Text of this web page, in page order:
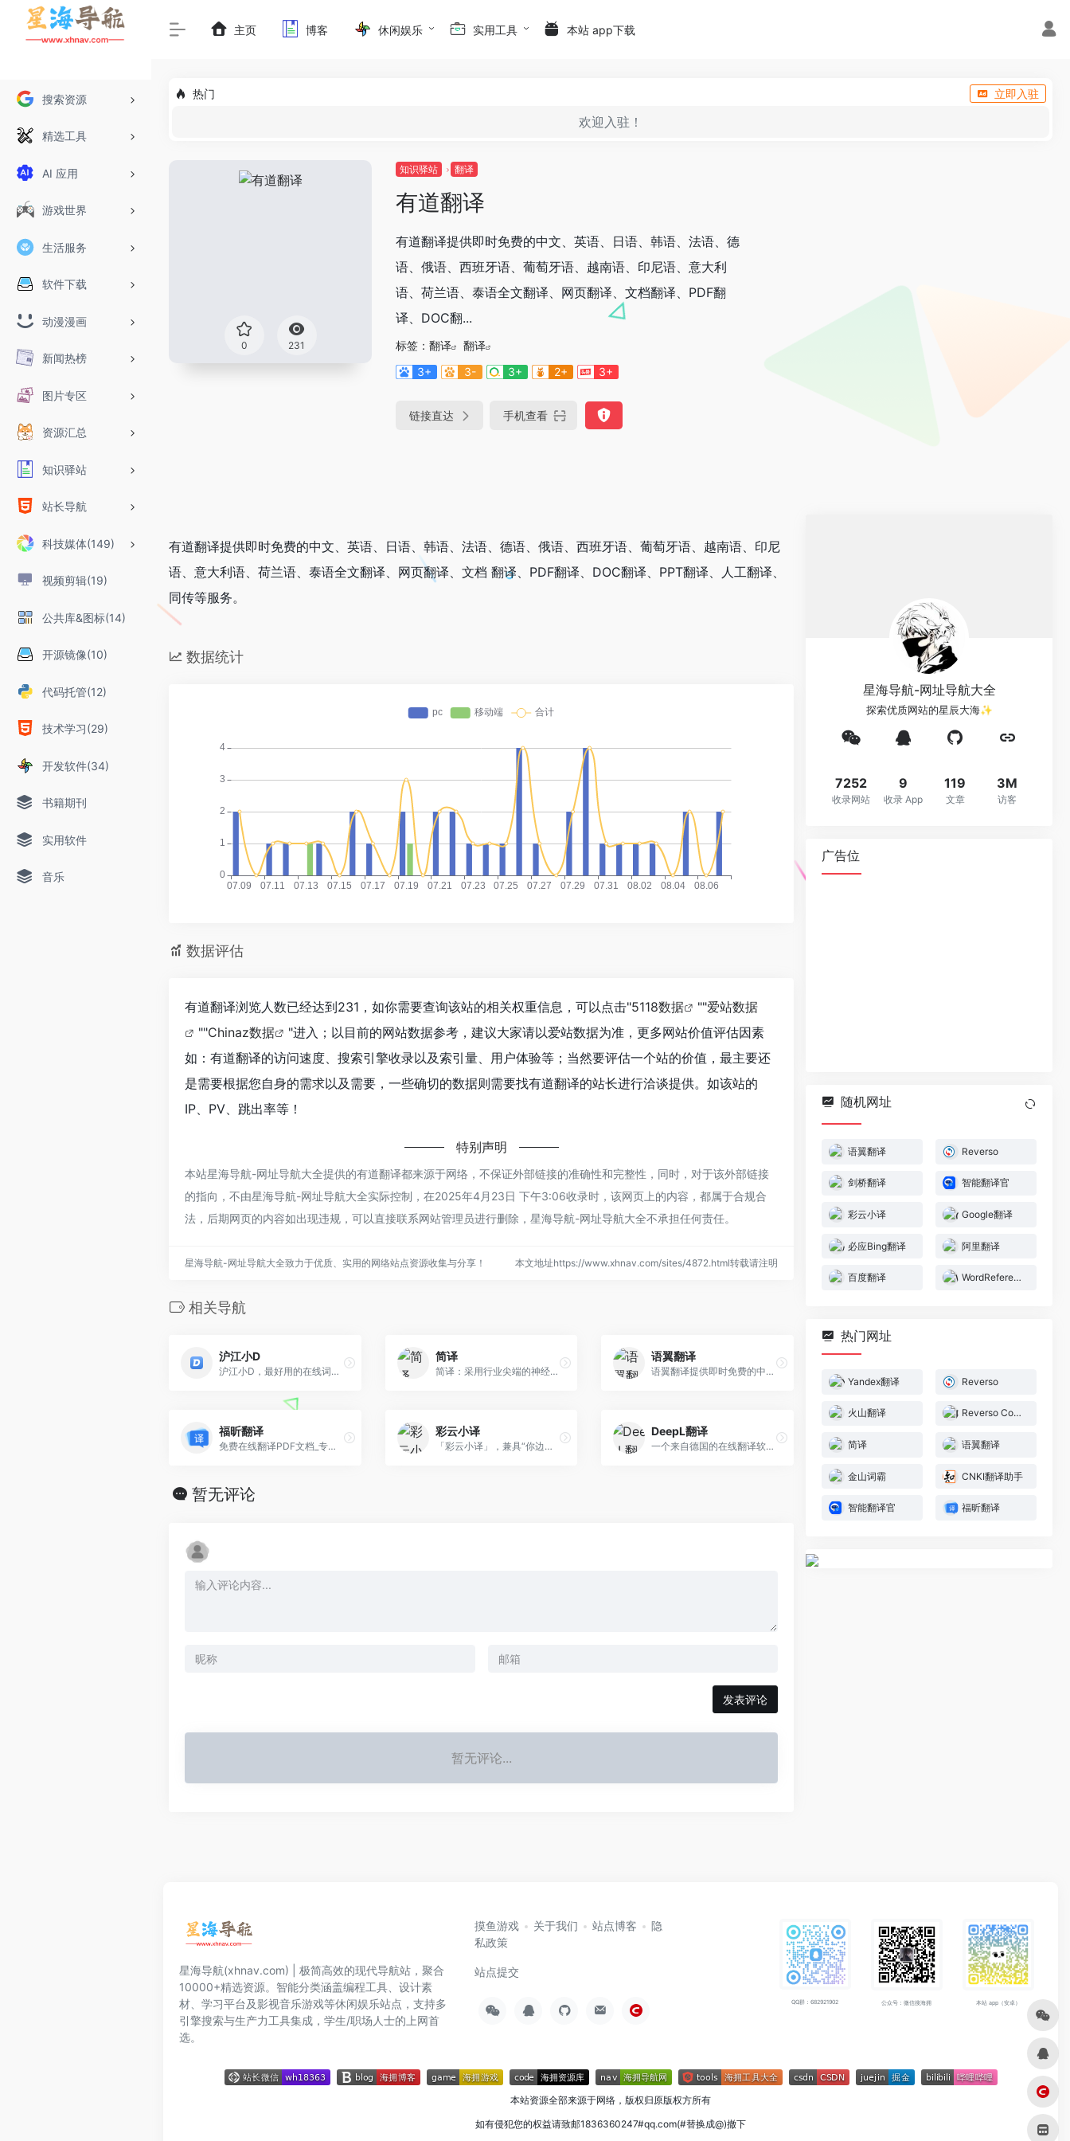
搜索资源
精选工具
AI 应用
游戏世界
生活服务
软件下载
动漫漫画
新闻热榜
图片专区
资源汇总
知识驿站
站长导航
科技媒体(149)
视频剪辑(19)
公共库&图标(14)
开源镜像(10)
代码托管(12)
技术学习(29)
开发软件(34)
书籍期刊
实用软件
音乐
主页 博客 休闲娱乐 实用工具 本站 app下载
热门 立即入驻
欢迎入驻！
0 231
知识驿站 翻译
有道翻译
有道翻译提供即时免费的中文、英语、日语、韩语、法语、德
语、俄语、西班牙语、葡萄牙语、越南语、印尼语、意大利
语、荷兰语、泰语全文翻译、网页翻译、文档翻译、PDF翻
译、DOC翻...
标签： 翻译
翻译
3+
3- 3+ 2+ 3+
链接直达 手机查看
有道翻译提供即时免费的中文、英语、日语、韩语、法语、德语、俄语、西班牙语、葡萄牙语、越南语、印尼
语、意大利语、荷兰语、泰语全文翻译、网页翻译、文档 翻译、PDF翻译、DOC翻译、PPT翻译、人工翻译、
同传等服务。
数据统计
数据评估
有道翻译浏览人数已经达到231，如你需要查询该站的相关权重信息，可以点击"5118数据 ""爱站数据
""Chinaz数据
"进入；以目前的网站数据参考，建议大家请以爱站数据为准，更多网站价值评估因素
如：有道翻译的访问速度、搜索引擎收录以及索引量、用户体验等；当然要评估一个站的价值，最主要还
是需要根据您自身的需求以及需要，一些确切的数据则需要找有道翻译的站长进行洽谈提供。如该站的
IP、PV、跳出率等！
特别声明
本站星海导航-网址导航大全提供的有道翻译都来源于网络，不保证外部链接的准确性和完整性，同时，对于该外部链接
的指向，不由星海导航-网址导航大全实际控制，在2025年4月23日 下午3:06收录时，该网页上的内容，都属于合规合
法，后期网页的内容如出现违规，可以直接联系网站管理员进行删除，星海导航-网址导航大全不承担任何责任。
星海导航-网址导航大全致力于优质、实用的网络站点资源收集与分享！ 本文地址https://www.xhnav.com/sites/4872.html转载请注明
相关导航
沪江小D
沪江小D，最好用的在线词典，拥有丰富可靠的词典数据，提供权威准确的英、日、法、韩、西班牙、德语在线查词、在线翻译服务。
简译
简译：采用行业尖端的神经网络机器翻译技术，为您提供一站式的文档翻译服务。
语翼翻译
语翼翻译提供即时免费的中文、英文、日语、韩语、俄语等57种语言之间的互译功能，覆盖26个翻译方向。
福昕翻译
免费在线翻译PDF文档_专业扫描件翻译器推荐_福昕翻译
彩云小译
「彩云小译」，兼具“你边说，我边译”的中日韩英同声传译、双语对照网页翻译、文献翻译、文档翻译、视频字幕翻译功能。
DeepL翻译
一个来自德国的在线翻译软件，翻译速度快，翻译准确，支持28种语言翻译，我们经常见的语言基本上都包括了。
暂无评论
发表评论
暂无评论...
星海导航-网址导航大全
探索优质网站的星辰大海✨
7252
收录网站
9
收录 App
119
文章
3M
访客
广告位
随机网址
语翼翻译 Reverso
剑桥翻译 智能翻译官
彩云小译 Google翻译
必应Bing翻译 阿里翻译
百度翻译 WordReference
热门网址
Yandex翻译 Reverso
火山翻译 Reverso Context
简译 语翼翻译
金山词霸 CNKI翻译助手
智能翻译官 福昕翻译
星海导航(xhnav.com) | 极简高效的现代导航站，聚合
10000+精选资源。智能分类涵盖编程工具、设计素
材、学习平台及影视音乐游戏等休闲娱乐站点，支持多
引擎搜索与生产力工具集成，学生/职场人士的上网首
选。
摸鱼游戏 关于我们 站点博客
隐
私政策
站点提交
QQ群：682921902 公众号：微信搜海拥 本站 app（安卓）
本站资源全部来源于网络，版权归原版权方所有
如有侵犯您的权益请致邮1836360247#qq.com(#替换成@)撤下